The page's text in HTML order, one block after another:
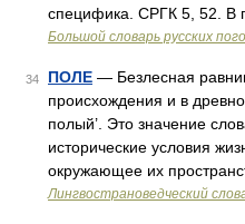
специфика. СРГК 5, 52. В
Большой словарь русских
34 ПОЛЕ — Безлесная
происхождения и в
полый’. Это значение
исторические условия
окружающее их
Лингвострановедческий